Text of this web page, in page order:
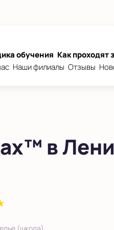
обучения Как проходят
Наши филиалы Отзывы
в